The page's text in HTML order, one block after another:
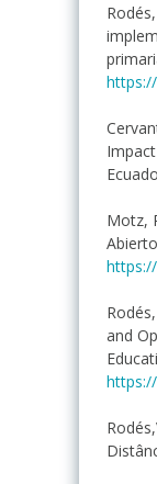
Motz,
and